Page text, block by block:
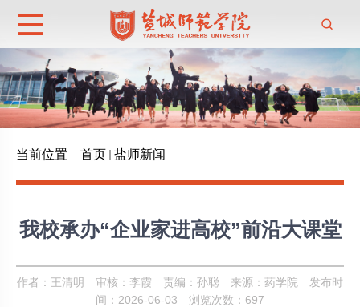
当前位置 首页 盐师新闻
我校承办“企业家进高校”前沿大课堂
作者：王清明 审核：李霞 责编：孙聪 来源：药学院
发布时
间：2026-06-03
浏览次数： 697